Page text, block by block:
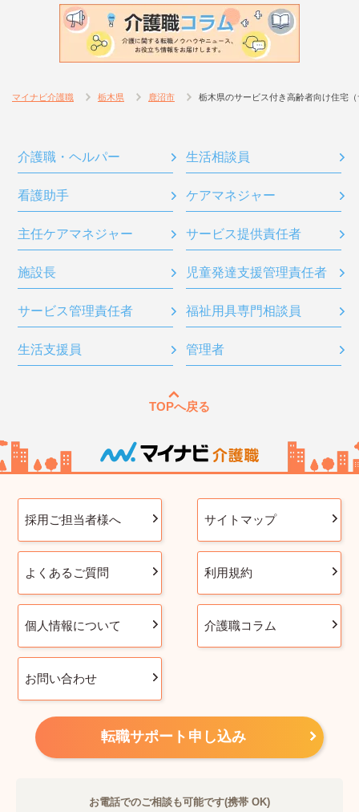
マイナビ介護職 栃木県 鹿沼市 栃木県のサービス付き高齢者向け住宅
介護職・ヘルパー 生活相談員
看護助手 ケアマネジャー
主任ケアマネジャー サービス提供責任者
施設長 児童発達支援管理責任者
サービス管理責任者 福祉用具専門相談員
生活支援員 管理者
TOPへ戻る
採用ご担当者様へ サイトマップ
よくあるご質問 利用規約
個人情報について 介護職コラム
お問い合わせ
転職サポート申し込み
お電話でのご相談も可能です(携帯 OK)